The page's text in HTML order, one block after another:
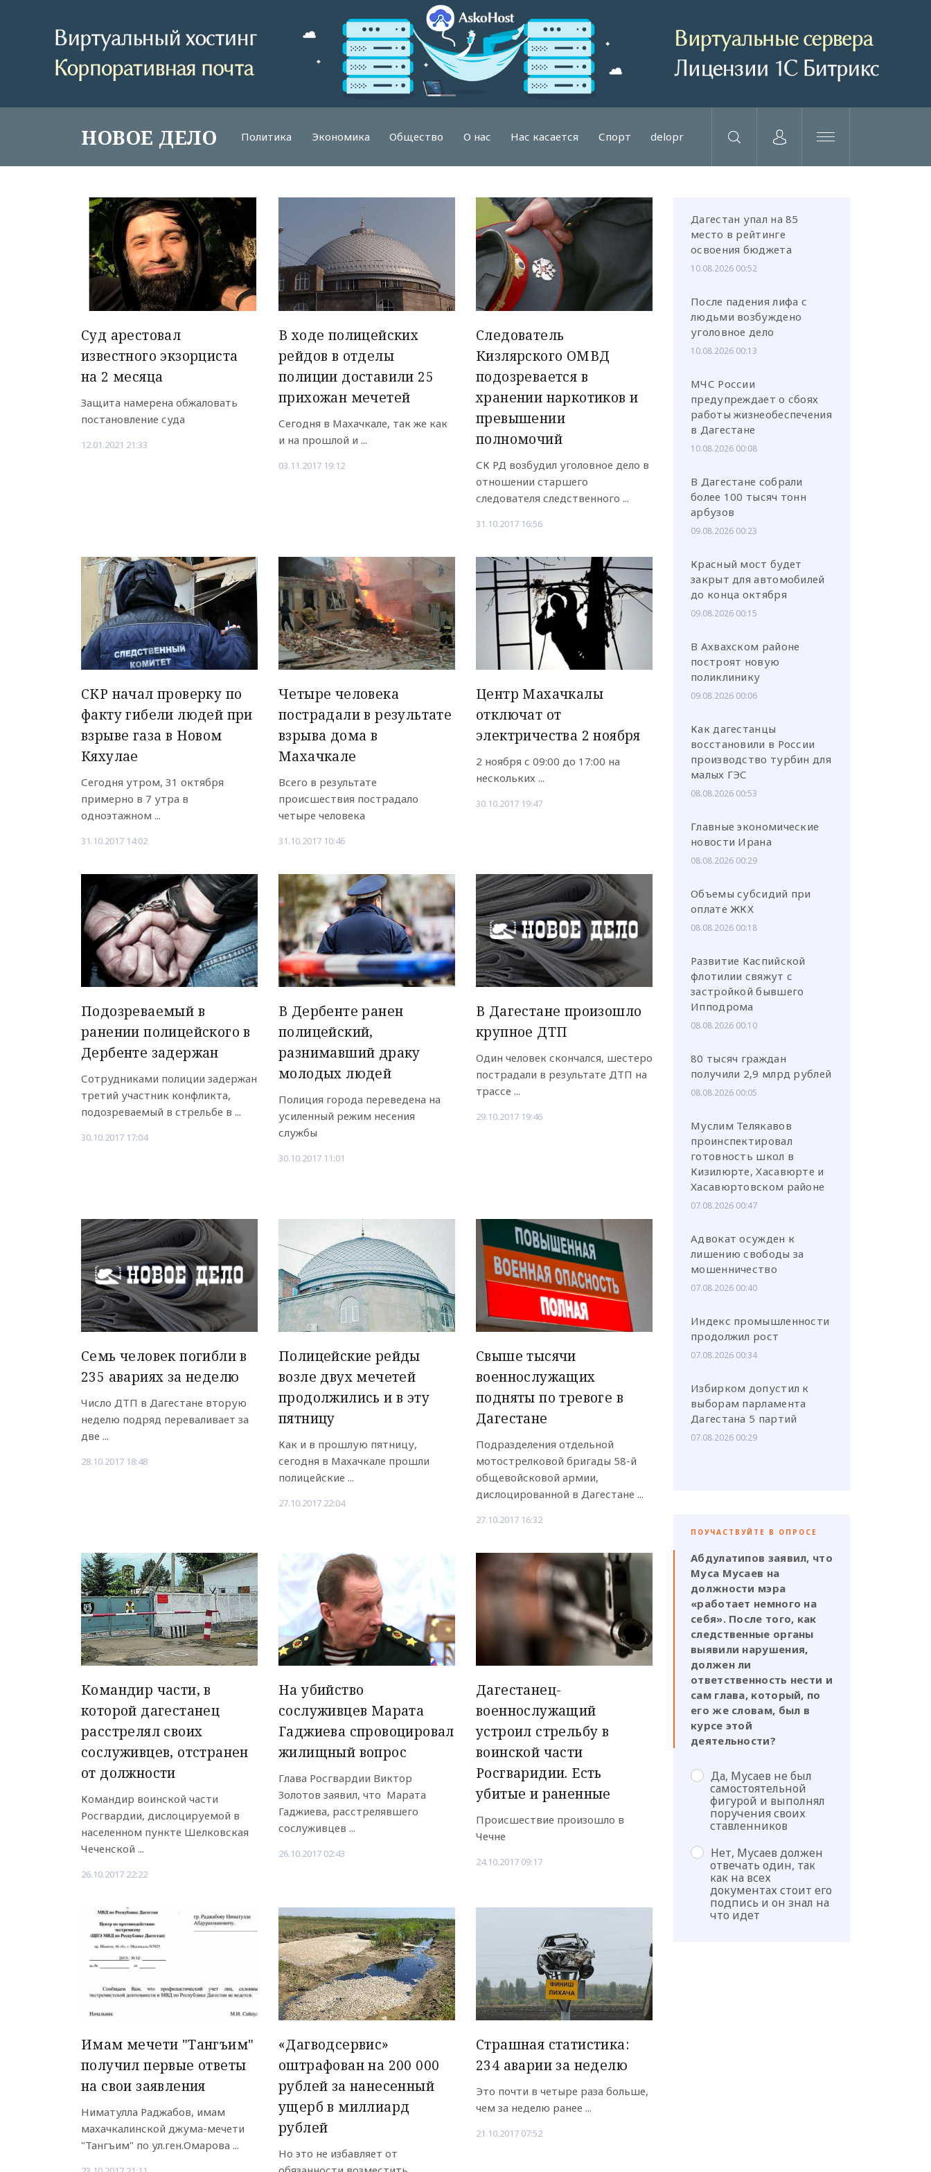
НОВОЕ ДЕЛО Политика Экономика Общество О нас Нас касается Спорт delopr
или через соц. сети
Суд арестовал
известного экзорциста
на 2 месяца
Защита намерена обжаловать
постановление суда
12.01.2021 21:33
В ходе полицейских
рейдов в отделы
полиции доставили 25
прихожан мечетей
Сегодня в Махачкале, так же как
и на прошлой и ...
03.11.2017 19:12
Следователь
Кизлярского ОМВД
подозревается в
хранении наркотиков и
превышении
полномочий
СК РД возбудил уголовное дело в
отношении старшего
следователя следственного ...
31.10.2017 16:56
СКР начал проверку по
факту гибели людей при
взрыве газа в Новом
Кяхулае
Сегодня утром, 31 октября
примерно в 7 утра в
одноэтажном ...
31.10.2017 14:02
Четыре человека
пострадали в результате
взрыва дома в
Махачкале
Всего в результате
происшествия пострадало
четыре человека
31.10.2017 10:46
Центр Махачкалы
отключат от
электричества 2 ноября
2 ноября с 09:00 до 17:00 на
нескольких ...
30.10.2017 19:47
Подозреваемый в
ранении полицейского в
Дербенте задержан
Сотрудниками полиции задержан
третий участник конфликта,
подозреваемый в стрельбе в ...
30.10.2017 17:04
В Дербенте ранен
полицейский,
разнимавший драку
молодых людей
Полиция города переведена на
усиленный режим несения
службы
30.10.2017 11:01
В Дагестане произошло
крупное ДТП
Один человек скончался, шестеро
пострадали в результате ДТП на
трассе ...
29.10.2017 19:46
Семь человек погибли в
235 авариях за неделю
Число ДТП в Дагестане вторую
неделю подряд переваливает за
две ...
28.10.2017 18:48
Полицейские рейды
возле двух мечетей
продолжились и в эту
пятницу
Как и в прошлую пятницу,
сегодня в Махачкале прошли
полицейские ...
27.10.2017 22:04
Свыше тысячи
военнослужащих
подняты по тревоге в
Дагестане
Подразделения отдельной
мотострелковой бригады 58-й
общевойсковой армии,
дислоцированной в Дагестане ...
27.10.2017 16:32
Командир части, в
которой дагестанец
расстрелял своих
сослуживцев, отстранен
от должности
Командир воинской части
Росгвардии, дислоцируемой в
населенном пункте Шелковская
Чеченской ...
26.10.2017 22:22
На убийство
сослуживцев Марата
Гаджиева спровоцировал
жилищный вопрос
Глава Росгвардии Виктор
Золотов заявил, что Марата
Гаджиева, расстрелявшего
сослуживцев ...
26.10.2017 02:43
Дагестанец-
военнослужащий
устроил стрельбу в
воинской части
Росгваридии. Есть
убитые и раненные
Происшествие произошло в
Чечне
24.10.2017 09:17
Имам мечети "Тангъим"
получил первые ответы
на свои заявления
Ниматулла Раджабов, имам
махачкалинской джума-мечети
"Тангъим" по ул.ген.Омарова ...
«Дагводсервис»
оштрафован на 200 000
рублей за нанесенный
ущерб в миллиард
рублей
Но это не избавляет от
Страшная статистика:
234 аварии за неделю
Это почти в четыре раза больше,
чем за неделю ранее ...
21.10.2017 07:52
Дагестан упал на 85
место в рейтинге
освоения бюджета
10.08.2026 00:52
После падения лифа с
людьми возбуждено
уголовное дело
10.08.2026 00:13
МЧС России
предупреждает о сбоях
работы жизнеобеспечения
в Дагестане
10.08.2026 00:08
В Дагестане собрали
более 100 тысяч тонн
арбузов
09.08.2026 00:23
Красный мост будет
закрыт для автомобилей
до конца октября
09.08.2026 00:15
В Ахвахском районе
построят новую
поликлинику
09.08.2026 00:06
Как дагестанцы
восстановили в России
производство турбин для
малых ГЭС
08.08.2026 00:53
Главные экономические
новости Ирана
08.08.2026 00:29
Объемы субсидий при
оплате ЖКХ
08.08.2026 00:18
Развитие Каспийской
флотилии свяжут с
застройкой бывшего
Ипподрома
08.08.2026 00:10
80 тысяч граждан
получили 2,9 млрд рублей
08.08.2026 00:05
Муслим Телякавов
проинспектировал
готовность школ в
Кизилюрте, Хасавюрте и
Хасавюртовском районе
07.08.2026 00:47
Адвокат осужден к
лишению свободы за
мошенничество
07.08.2026 00:40
Индекс промышленности
продолжил рост
07.08.2026 00:34
Избирком допустил к
выборам парламента
Дагестана 5 партий
07.08.2026 00:29
ПОУЧАСТВУЙТЕ В ОПРОСЕ
Абдулатипов заявил, что
Муса Мусаев на
должности мэра
«работает немного на
себя». После того, как
следственные органы
выявили нарушения,
должен ли
ответственность нести и
сам глава, который, по
его же словам, был в
курсе этой
деятельности?
Да, Мусаев не был
самостоятельной
фигурой и выполнял
поручения своих
ставленников
Нет, Мусаев должен
отвечать один, так
как на всех
документах стоит его
подпись и он знал на
что идет